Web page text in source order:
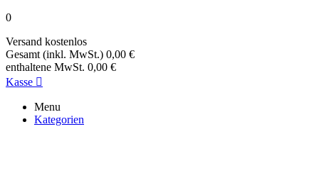
0
Versand kostenlos
Gesamt (inkl. MwSt.) 0,00 €
enthaltene MwSt. 0,00 €
Kasse 
Menu
Kategorien